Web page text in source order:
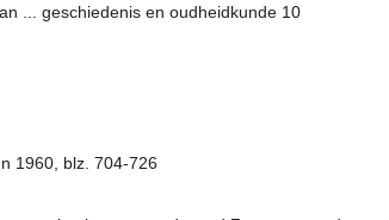
... geschiedenis en oudheidkunde 10
1960, blz. 704-726